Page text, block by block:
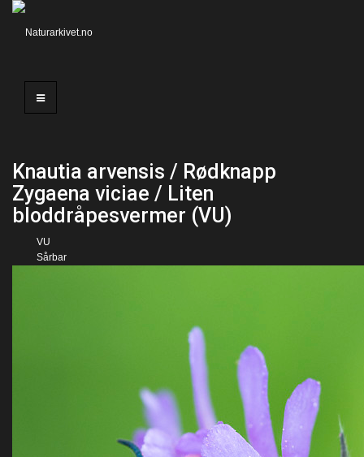
Knautia arvensis / Rødknapp
Zygaena viciae / Liten
bloddråpesvermer (VU)
VU
Sårbar